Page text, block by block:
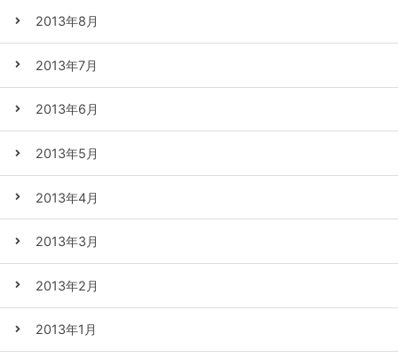
2013年8月
2013年7月
2013年6月
2013年5月
2013年4月
2013年3月
2013年2月
2013年1月